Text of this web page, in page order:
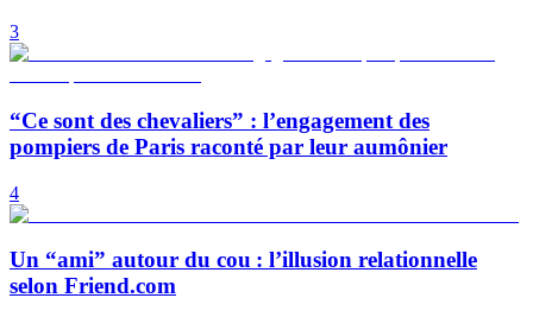
3
“Ce sont des chevaliers” : l’engagement des
pompiers de Paris raconté par leur aumônier
4
Un “ami” autour du cou : l’illusion relationnelle
selon Friend.com